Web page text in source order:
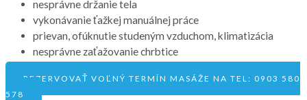
nesprávne držanie tela
vykonávanie ťažkej manuálnej práce
prievan, ofúknutie studeným vzduchom, klimatizácia
nesprávne zaťažovanie chrbtice
REZERVOVAŤ VOĽNÝ TERMÍN MASÁŽE NA TEL: 0903 580
578